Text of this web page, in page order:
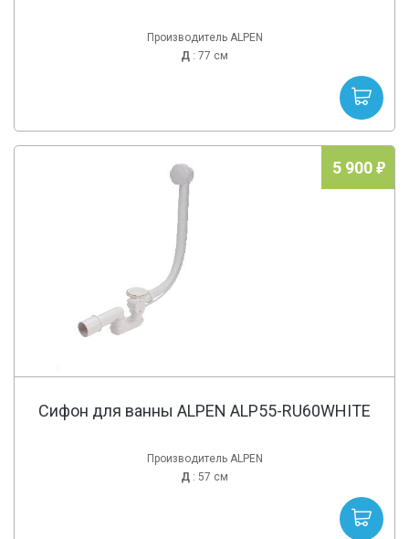
Производитель ALPEN
Д : 77 см
5 900
Сифон для ванны ALPEN ALP55-RU60WHITE
Производитель ALPEN
Д : 57 см